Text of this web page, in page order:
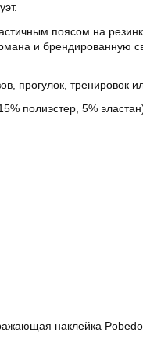
поясом на
и брендированную
прогулок, тренировок
полиэстер, 5%
наклейка